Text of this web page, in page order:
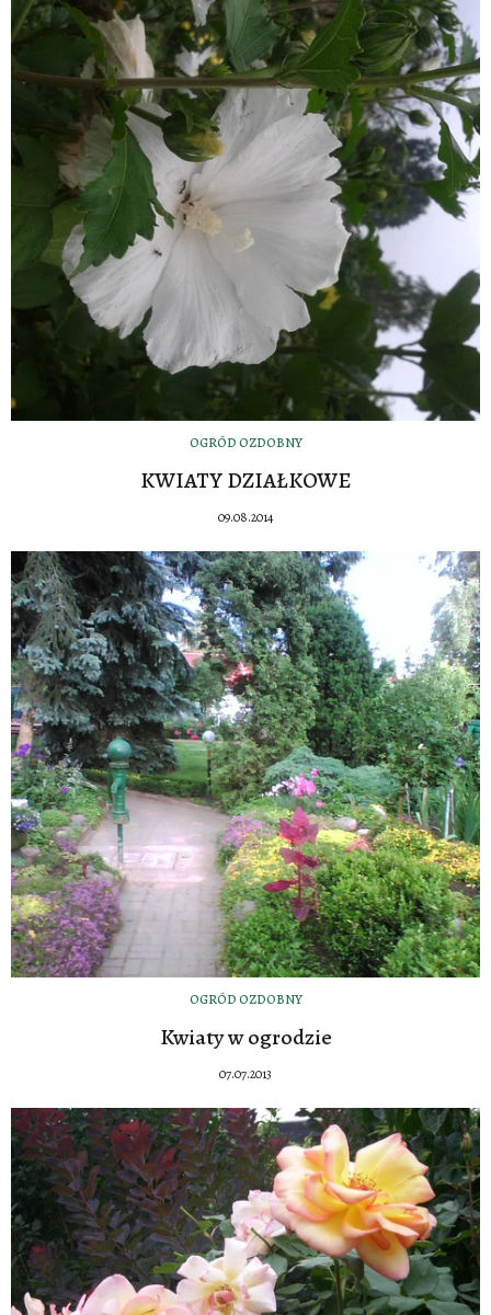
OGRÓD OZDOBNY
KWIATY DZIAŁKOWE
09.08.2014
OGRÓD OZDOBNY
Kwiaty w ogrodzie
07.07.2013